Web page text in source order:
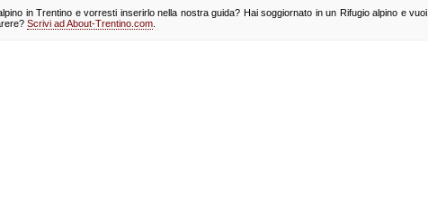
in Trentino e vorresti inserirlo nella nostra guida? Hai soggiornato in un Rifugio alpino e vuoi
Scrivi ad About-Trentino.com